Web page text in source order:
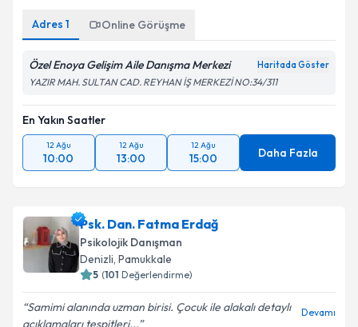
Adres 1 Online Görüşme
Özel Enoya Gelişim Aile Danışma Merkezi Haritada Göster
YAZIR MAH. SULTAN CAD. REYHAN İŞ MERKEZİ NO:34/311
En Yakın Saatler
12 Ağu
10:00
12 Ağu
13:00
12 Ağu
15:00 Daha Fazla
Psk. Dan. Fatma Erdağ
Psikolojik Danışman
Denizli, Pamukkale
5 (101 Değerlendirme)
Samimi alanında uzman birisi. Çocuk ile alakalı detaylı
açıklamaları tespitleri...
Devamı